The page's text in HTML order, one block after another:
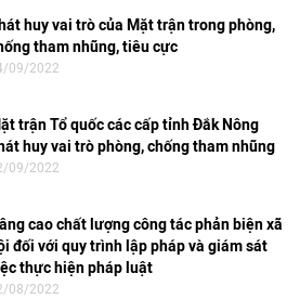
huy vai trò của Mặt trận trong phòng,
tham nhũng, tiêu cực
09/2022
trận Tổ quốc các cấp tỉnh Đắk Nông
huy vai trò phòng, chống tham nhũng
09/2022
cao chất lượng công tác phản biện xã
đối với quy trình lập pháp và giám sát
thực hiện pháp luật
08/2022